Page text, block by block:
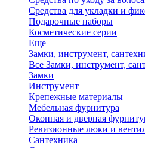
Средства для укладки и
Подарочные наборы
Косметические серии
Еще
Замки, инструмент,
Все Замки, инструмент,
Замки
Инструмент
Крепежные материалы
Мебельная фурнитура
Оконная и дверная
Ревизионные люки и
Сантехника